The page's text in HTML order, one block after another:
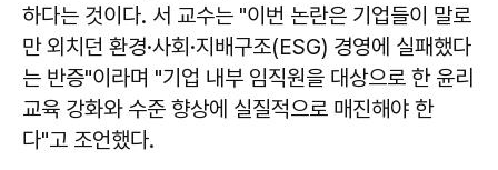
하다는 것이다. 서 교수는 "이번 논란은 기업들이 말로
만 외치던 환경·사회·지배구조(ESG) 경영에 실패했다
는 반증"이라며 "기업 내부 임직원을 대상으로 한 윤리
교육 강화와 수준 향상에 실질적으로 매진해야 한
다"고 조언했다.